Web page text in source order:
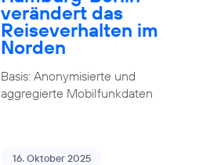
verändert das
Reiseverhalten im
Norden
Basis: Anonymisierte und
aggregierte Mobilfunkdaten
16. Oktober 2025